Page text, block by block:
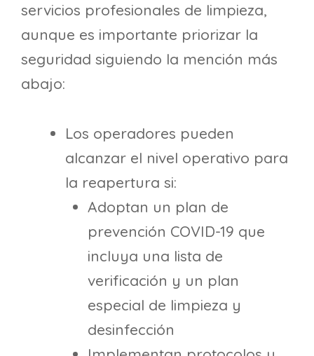
servicios profesionales de limpieza,
aunque es importante priorizar la
seguridad siguiendo la mención más
abajo:
Los operadores pueden
alcanzar el nivel operativo para
la reapertura si:
Adoptan un plan de
prevención COVID-19 que
incluya una lista de
verificación y un plan
especial de limpieza y
desinfección